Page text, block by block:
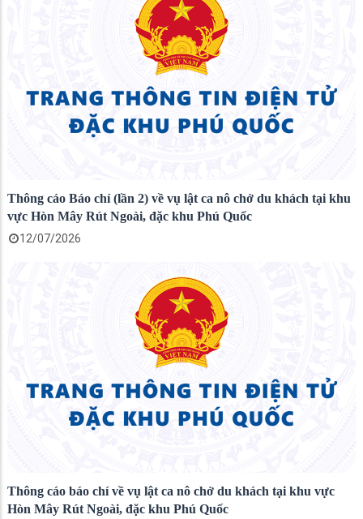
Thông cáo Báo chí (lần 2) về vụ lật ca nô chở du khách tại khu
vực Hòn Mây Rút Ngoài, đặc khu Phú Quốc
12/07/2026
Thông cáo báo chí về vụ lật ca nô chở du khách tại khu vực
Hòn Mây Rút Ngoài, đặc khu Phú Quốc